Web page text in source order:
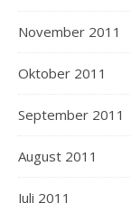
November 2011
Oktober 2011
September 2011
August 2011
Juli 2011